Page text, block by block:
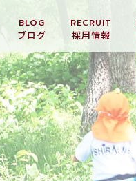
BLOG
ブログ
RECRUIT
採用情報